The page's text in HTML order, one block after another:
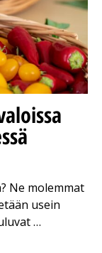
Ne molemmat
usein
…